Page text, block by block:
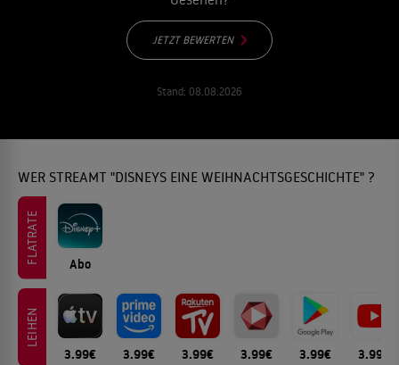
JETZT BEWERTEN
Stand: 08.08.2026
WER STREAMT "DISNEYS EINE WEIHNACHTSGESCHICHTE" ?
FLATRATE Abo
LEIHEN
3.99€ 3.99€ 3.99€ 3.99€ 3.99€ 3.99€